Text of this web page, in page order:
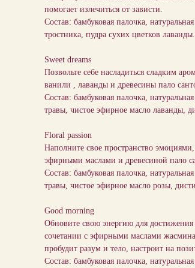
помогает излечиться от зависти.
Состав: бамбуковая палочка,
тростника, пудра сухих цветков лаванды.
Sweet dreams
Позвольте себе насладиться сладким
ванили , лаванды и древесины пало
Состав: бамбуковая палочка,
травы, чистое эфирное масло лаванды,
Floral passion
Наполните свое пространство
эфирными маслами и древесиной пало
Состав: бамбуковая палочка,
травы, чистое эфирное масло розы,
Good morning
Обновите свою энергию для
сочетании с эфирными маслами
пробудит разум и тело, настроит на
Состав: бамбуковая палочка,